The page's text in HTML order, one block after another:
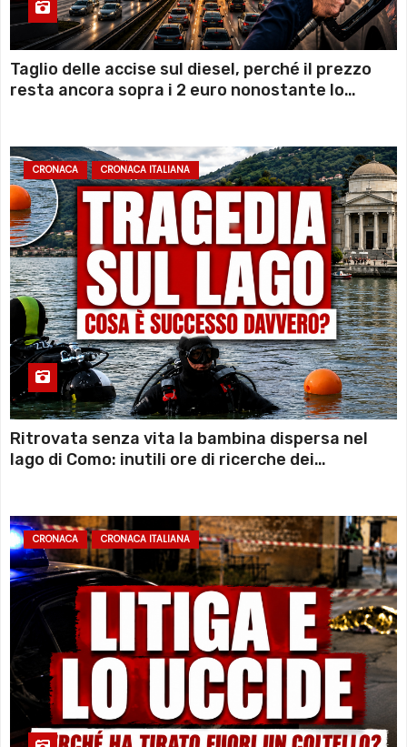
Taglio delle accise sul diesel, perché il prezzo
resta ancora sopra i 2 euro nonostante lo
CRONACA CRONACA ITALIANA
Ritrovata senza vita la bambina dispersa nel
lago di Como: inutili ore di ricerche dei
CRONACA CRONACA ITALIANA